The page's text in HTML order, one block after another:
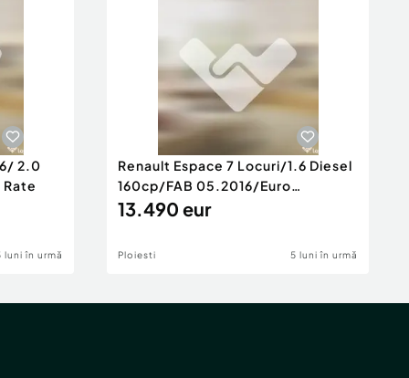
2.0
luni în urmă
Renault Espace 7 Locuri/1.6 Diesel
160cp/FAB 05.2016/Euro
6/Posibilita
13.490 eur
Ploiesti 5 luni în urmă